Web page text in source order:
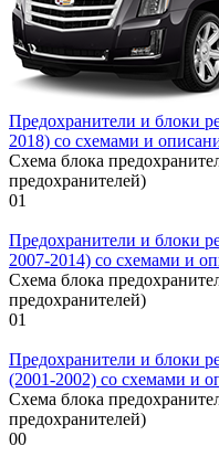
Предохранители и блоки
2018) со схемами и
Схема блока
предохранителей)
01
Предохранители и блоки
2007-2014) со схемами и
Схема блока
предохранителей)
01
Предохранители и блоки
(2001-2002) со схемами и
Схема блока
предохранителей)
00